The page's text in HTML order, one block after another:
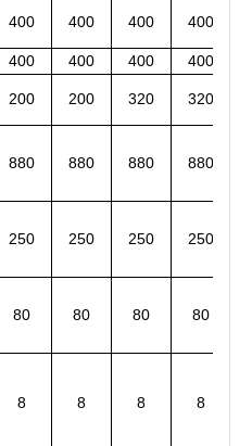
400 400 400 400
400 400 400 400
200 200 320 320
880 880 880 880
250 250 250 250
80 80 80 80
8 8 8 8